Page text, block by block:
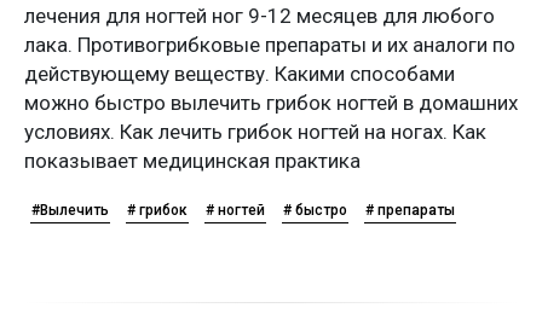
лечения для ногтей ног 9-12 месяцев для любого
лака. Противогрибковые препараты и их аналоги по
действующему веществу. Какими способами
можно быстро вылечить грибок ногтей в домашних
условиях. Как лечить грибок ногтей на ногах. Как
показывает медицинская практика
#Вылечить # грибок # ногтей # быстро # препараты